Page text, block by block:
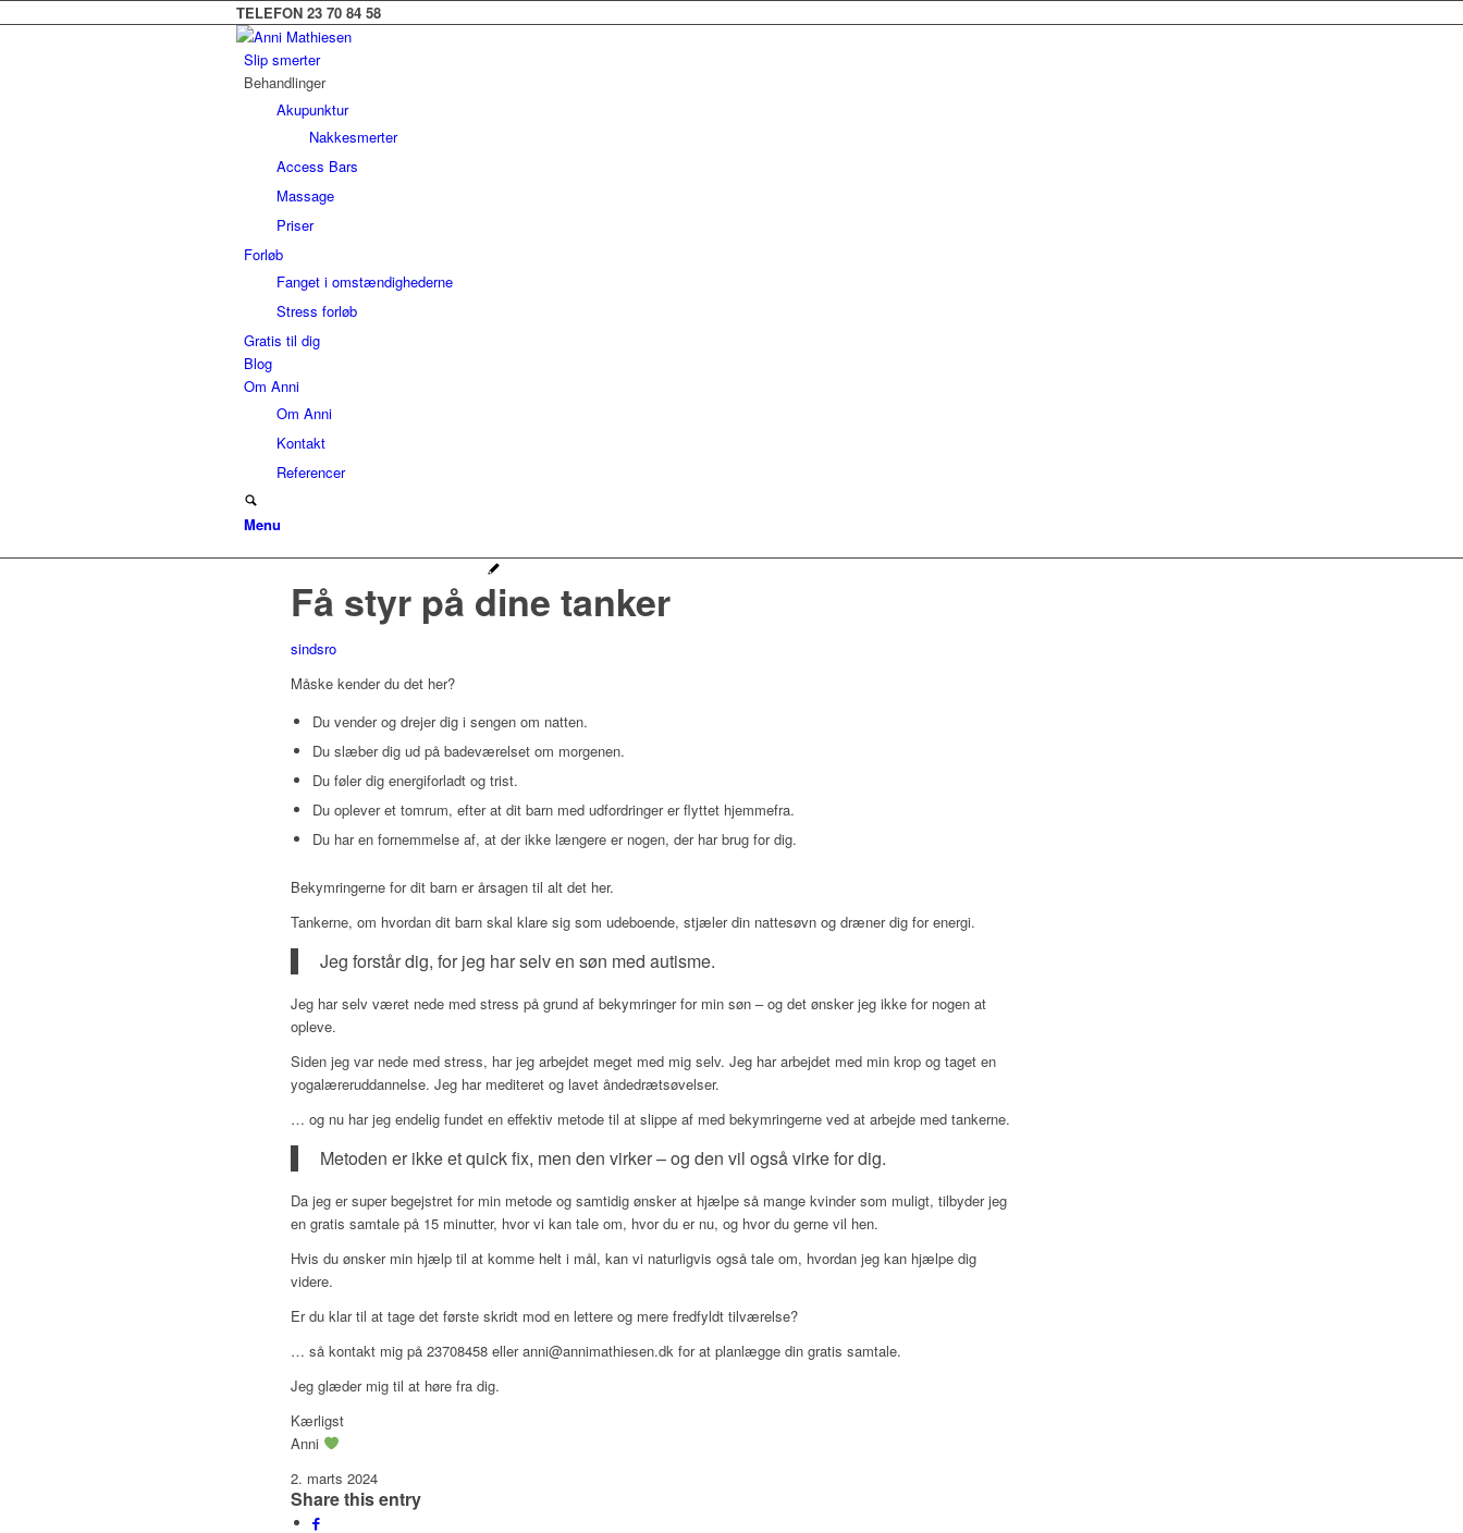
TELEFON 23 70 84 58
Slip smerter
Behandlinger
Akupunktur
Nakkesmerter
Access Bars
Massage
Priser
Forløb
Fanget i omstændighederne
Stress forløb
Gratis til dig
Blog
Om Anni
Om Anni
Kontakt
Referencer
Menu
Få styr på dine tanker
sindsro
Måske kender du det her?
Du vender og drejer dig i sengen om natten.
Du slæber dig ud på badeværelset om morgenen.
Du føler dig energiforladt og trist.
Du oplever et tomrum, efter at dit barn med udfordringer er flyttet hjemmefra.
Du har en fornemmelse af, at der ikke længere er nogen, der har brug for dig.
Bekymringerne for dit barn er årsagen til alt det her.
Tankerne, om hvordan dit barn skal klare sig som udeboende, stjæler din nattesøvn og dræner dig for energi.
Jeg forstår dig, for jeg har selv en søn med autisme.
Jeg har selv været nede med stress på grund af bekymringer for min søn – og det ønsker jeg ikke for nogen at
opleve.
Siden jeg var nede med stress, har jeg arbejdet meget med mig selv. Jeg har arbejdet med min krop og taget en
yogalæreruddannelse. Jeg har mediteret og lavet åndedrætsøvelser.
… og nu har jeg endelig fundet en effektiv metode til at slippe af med bekymringerne ved at arbejde med tankerne.
Metoden er ikke et quick fix, men den virker – og den vil også virke for dig.
Da jeg er super begejstret for min metode og samtidig ønsker at hjælpe så mange kvinder som muligt, tilbyder jeg
en gratis samtale på 15 minutter, hvor vi kan tale om, hvor du er nu, og hvor du gerne vil hen.
Hvis du ønsker min hjælp til at komme helt i mål, kan vi naturligvis også tale om, hvordan jeg kan hjælpe dig
videre.
Er du klar til at tage det første skridt mod en lettere og mere fredfyldt tilværelse?
… så kontakt mig på 23708458 eller anni@annimathiesen.dk for at planlægge din gratis samtale.
Jeg glæder mig til at høre fra dig.
Kærligst
Anni
2. marts 2024
Share this entry